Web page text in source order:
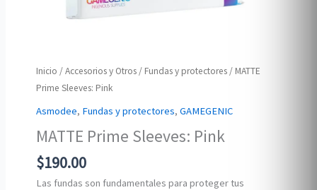
Inicio /Accesorios y Otros / Fundas y protectores / MATTE
Prime Sleeves: Pink
Asmodee, Fundas y protectores,GAMEGENIC
MATTE Prime Sleeves: Pink
$190.00
Las fundas son fundamentales para proteger tus